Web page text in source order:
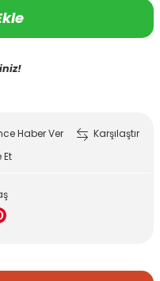
Haber Ver
Karşılaştır
Et